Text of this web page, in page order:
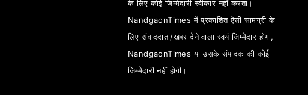
के लिए कोई जिम्मेदारी स्वीकार नहीं करता।
NandgaonTimes में प्रकाशित ऐसी सामग्री के
लिए संवाददाता/खबर देने वाला स्वयं जिम्मेदार होगा,
NandgaonTimes या उसके संपादक की कोई
जिम्मेदारी नहीं होगी।